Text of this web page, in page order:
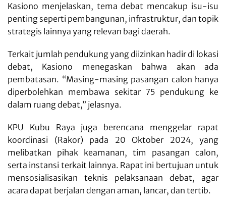
Kasiono menjelaskan, tema debat mencakup isu-isu
penting seperti pembangunan, infrastruktur, dan topik
strategis lainnya yang relevan bagi daerah.
Terkait jumlah pendukung yang diizinkan hadir di lokasi
debat, Kasiono menegaskan bahwa akan ada
pembatasan. “Masing-masing pasangan calon hanya
diperbolehkan membawa sekitar 75 pendukung ke
dalam ruang debat,” jelasnya.
KPU Kubu Raya juga berencana menggelar rapat
koordinasi (Rakor) pada 20 Oktober 2024, yang
melibatkan pihak keamanan, tim pasangan calon,
serta instansi terkait lainnya. Rapat ini bertujuan untuk
mensosialisasikan teknis pelaksanaan debat, agar
acara dapat berjalan dengan aman, lancar, dan tertib.